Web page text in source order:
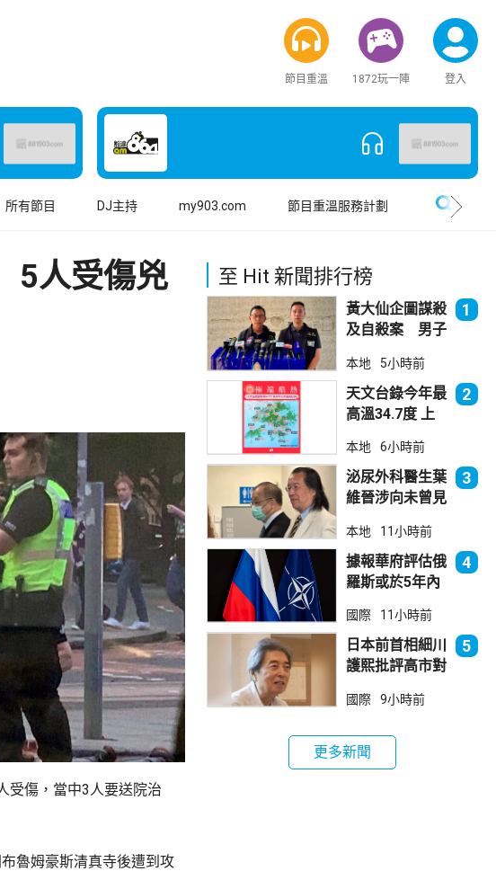
節目重溫 1872玩一陣 登入
所有節目 DJ主持 my903.com 節目重溫服務計劃
5人受傷兇
受傷，當中3人要送院治
魯姆豪斯清真寺後遭到攻
至 Hit 新聞排行榜
黃大仙企圖謀殺
及自殺案 男子
墮樓亡
1
本地 5小時前
天文台錄今年最
高溫34.7度 上
2
本地 6小時前
泌尿外科醫生葉
維晉涉向未曾見
委會繼續聆訊
3
本地 11小時前
據報華府評估俄
羅斯或於5年內
北約集體防禦
4
國際 11小時前
日本前首相細川
護熙批評高市對
5
國際 9小時前
更多新聞